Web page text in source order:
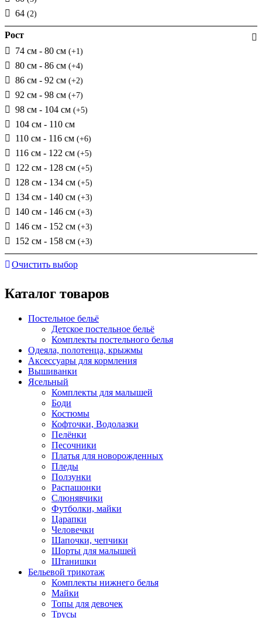
64 (2)
Рост
74 см - 80 см (+1)
80 см - 86 см (+4)
86 см - 92 см (+2)
92 см - 98 см (+7)
98 см - 104 см (+5)
104 см - 110 см
110 см - 116 см (+6)
116 см - 122 см (+5)
122 см - 128 см (+5)
128 см - 134 см (+5)
134 см - 140 см (+3)
140 см - 146 см (+3)
146 см - 152 см (+3)
152 см - 158 см (+3)
Очистить выбор
Каталог товаров
Постельное бельё
Детское постельное бельё
Комплекты постельного белья
Одеяла, полотенца, крыжмы
Аксессуары для кормления
Вышиванки
Ясельный
Комплекты для малышей
Боди
Костюмы
Кофточки, Водолазки
Пелёнки
Песочники
Платья для новорожденных
Пледы
Ползунки
Распашонки
Слюнявчики
Футболки, майки
Царапки
Человечки
Шапочки, чепчики
Шорты для малышей
Штанишки
Бельевой трикотаж
Комплекты нижнего белья
Майки
Топы для девочек
Трусы